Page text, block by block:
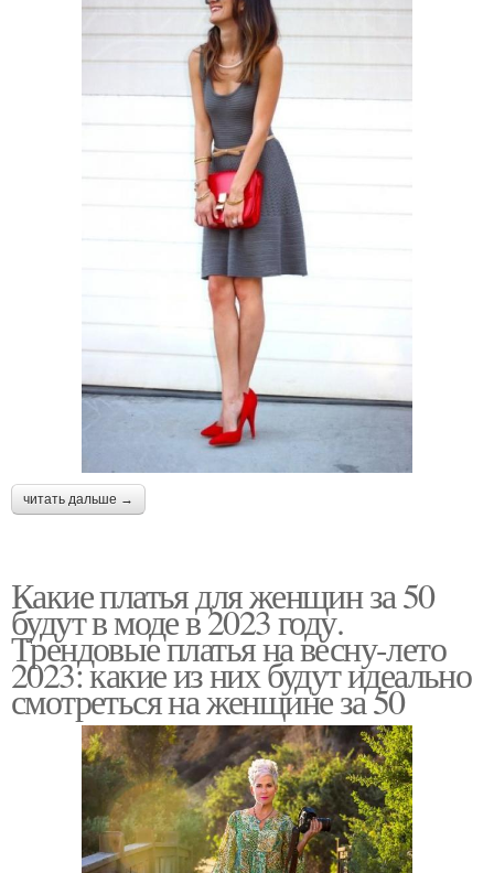
читать дальше →
Какие платья для женщин за 50
будут в моде в 2023 году.
Трендовые платья на весну-лето
2023: какие из них будут идеально
смотреться на женщине за 50